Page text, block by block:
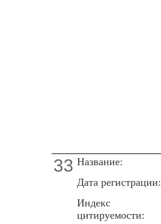
33 Название:
Дата регистрации:
Индекс
цитируемости: